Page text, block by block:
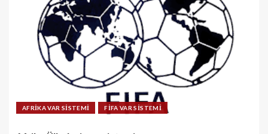
AFRİKA VAR SİSTEMİ FİFA VAR SİSTEMİ